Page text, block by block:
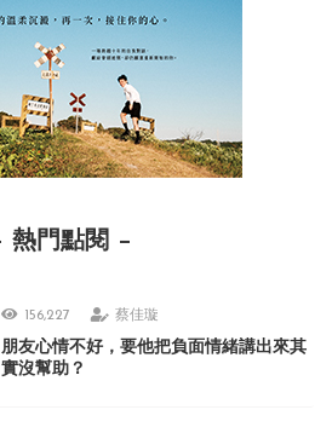
熱門點閱
156,227 蔡佳璇
朋友心情不好，要他把負面情緒講出來其
實沒幫助？